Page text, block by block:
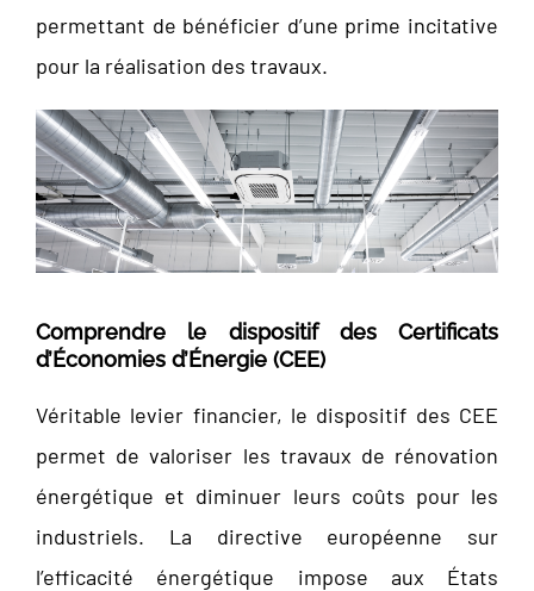
permettant de bénéficier d’une prime incitative
pour la réalisation des travaux.
Comprendre le dispositif des Certificats
d’Économies d’Énergie (CEE)
Véritable levier financier, le dispositif des CEE
permet de valoriser les travaux de rénovation
énergétique et diminuer leurs coûts pour les
industriels. La directive européenne sur
l’efficacité énergétique impose aux États